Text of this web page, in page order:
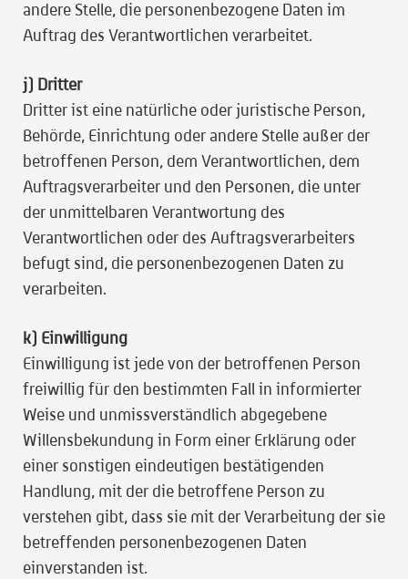
andere Stelle, die personenbezogene Daten im
Auftrag des Verantwortlichen verarbeitet.
j) Dritter
Dritter ist eine natürliche oder juristische Person,
Behörde, Einrichtung oder andere Stelle außer der
betroffenen Person, dem Verantwortlichen, dem
Auftragsverarbeiter und den Personen, die unter
der unmittelbaren Verantwortung des
Verantwortlichen oder des Auftragsverarbeiters
befugt sind, die personenbezogenen Daten zu
verarbeiten.
k) Einwilligung
Einwilligung ist jede von der betroffenen Person
freiwillig für den bestimmten Fall in informierter
Weise und unmissverständlich abgegebene
Willensbekundung in Form einer Erklärung oder
einer sonstigen eindeutigen bestätigenden
Handlung, mit der die betroffene Person zu
verstehen gibt, dass sie mit der Verarbeitung der sie
betreffenden personenbezogenen Daten
einverstanden ist.